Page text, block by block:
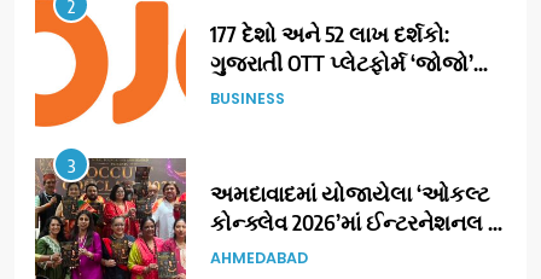
3
અમદાવાદમાં યોજાયેલા ‘ઓકલ્ટ
કોન્ક્લેવ 2026’માં ઈન્ટરનેશનલ
ટેરોટ રીડર પુનિતજી લુલ્લા એ ટેરોટ
AHMEDABAD
4
ગ્લોબલ એક્સેલન્સ ફોરમ દ્વારા
નેશનલ લીડરશિપ કોન્કલેવ તથા
ભારત સમ્માન ૨૦૨૬નો ભવ્ય અને
BUSINESS